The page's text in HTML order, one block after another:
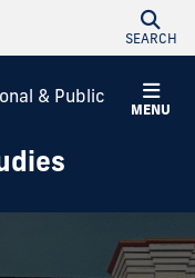
SEARCH
MENU
& Public